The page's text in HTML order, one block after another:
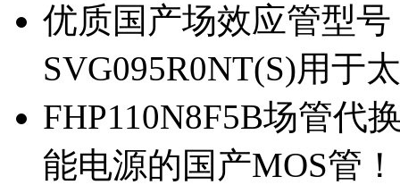
优质国产场效应管型
SVG095R0NT(S)用于
FHP110N8F5B场管代
能电源的国产MOS管！